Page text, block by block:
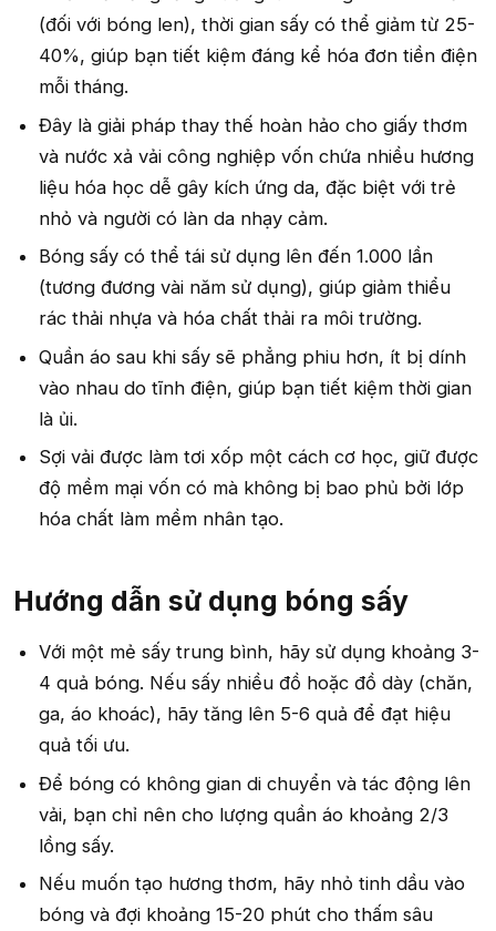
(đối với bóng len), thời gian sấy có thể giảm từ 25-
40%, giúp bạn tiết kiệm đáng kể hóa đơn tiền điện
mỗi tháng.
Đây là giải pháp thay thế hoàn hảo cho giấy thơm
và nước xả vải công nghiệp vốn chứa nhiều hương
liệu hóa học dễ gây kích ứng da, đặc biệt với trẻ
nhỏ và người có làn da nhạy cảm.
Bóng sấy có thể tái sử dụng lên đến 1.000 lần
(tương đương vài năm sử dụng), giúp giảm thiểu
rác thải nhựa và hóa chất thải ra môi trường.
Quần áo sau khi sấy sẽ phẳng phiu hơn, ít bị dính
vào nhau do tĩnh điện, giúp bạn tiết kiệm thời gian
là ủi.
Sợi vải được làm tơi xốp một cách cơ học, giữ được
độ mềm mại vốn có mà không bị bao phủ bởi lớp
hóa chất làm mềm nhân tạo.
Hướng dẫn sử dụng bóng sấy​
Với một mẻ sấy trung bình, hãy sử dụng khoảng 3-
4 quả bóng. Nếu sấy nhiều đồ hoặc đồ dày (chăn,
ga, áo khoác), hãy tăng lên 5-6 quả để đạt hiệu
quả tối ưu.
Để bóng có không gian di chuyển và tác động lên
vải, bạn chỉ nên cho lượng quần áo khoảng 2/3
lồng sấy.
Nếu muốn tạo hương thơm, hãy nhỏ tinh dầu vào
bóng và đợi khoảng 15-20 phút cho thấm sâu